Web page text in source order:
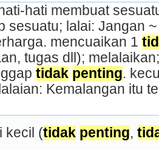
hati membuat
sesuatu; lalai: Jangan
mencuaikan 1
tugas dll);
tidak penting.
Kemalangan itu
kecil (tidak penting,